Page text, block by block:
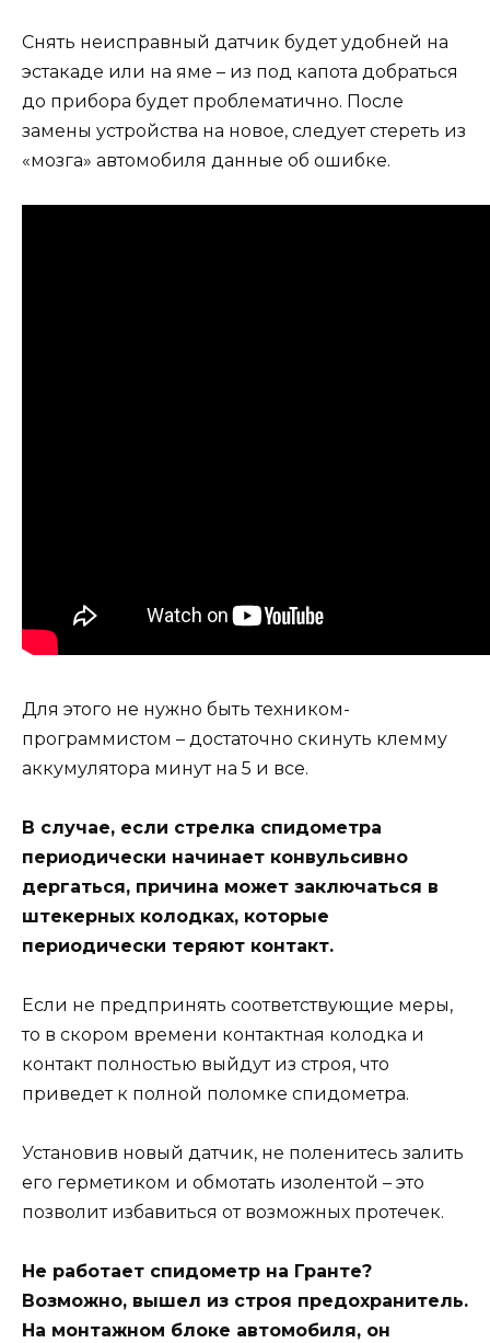
Снять неисправный датчик будет удобней на
эстакаде или на яме – из под капота добраться
до прибора будет проблематично. После
замены устройства на новое, следует стереть из
«мозга» автомобиля данные об ошибке.
Для этого не нужно быть техником-
программистом – достаточно скинуть клемму
аккумулятора минут на 5 и все.
В случае, если стрелка спидометра
периодически начинает конвульсивно
дергаться, причина может заключаться в
штекерных колодках, которые
периодически теряют контакт.
Если не предпринять соответствующие меры,
то в скором времени контактная колодка и
контакт полностью выйдут из строя, что
приведет к полной поломке спидометра.
Установив новый датчик, не поленитесь залить
его герметиком и обмотать изолентой – это
позволит избавиться от возможных протечек.
Не работает спидометр на Гранте?
Возможно, вышел из строя предохранитель.
На монтажном блоке автомобиля, он